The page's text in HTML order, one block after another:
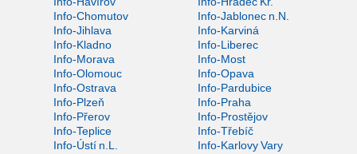
Info-Chomutov
Info-Jablonec n.N.
Info-Jihlava
Info-Karviná
Info-Kladno
Info-Liberec
Info-Morava
Info-Most
Info-Olomouc
Info-Opava
Info-Ostrava
Info-Pardubice
Info-Plzeň
Info-Praha
Info-Přerov
Info-Prostějov
Info-Teplice
Info-Třebíč
Info-Ústí n.L.
Info-Karlovy Vary